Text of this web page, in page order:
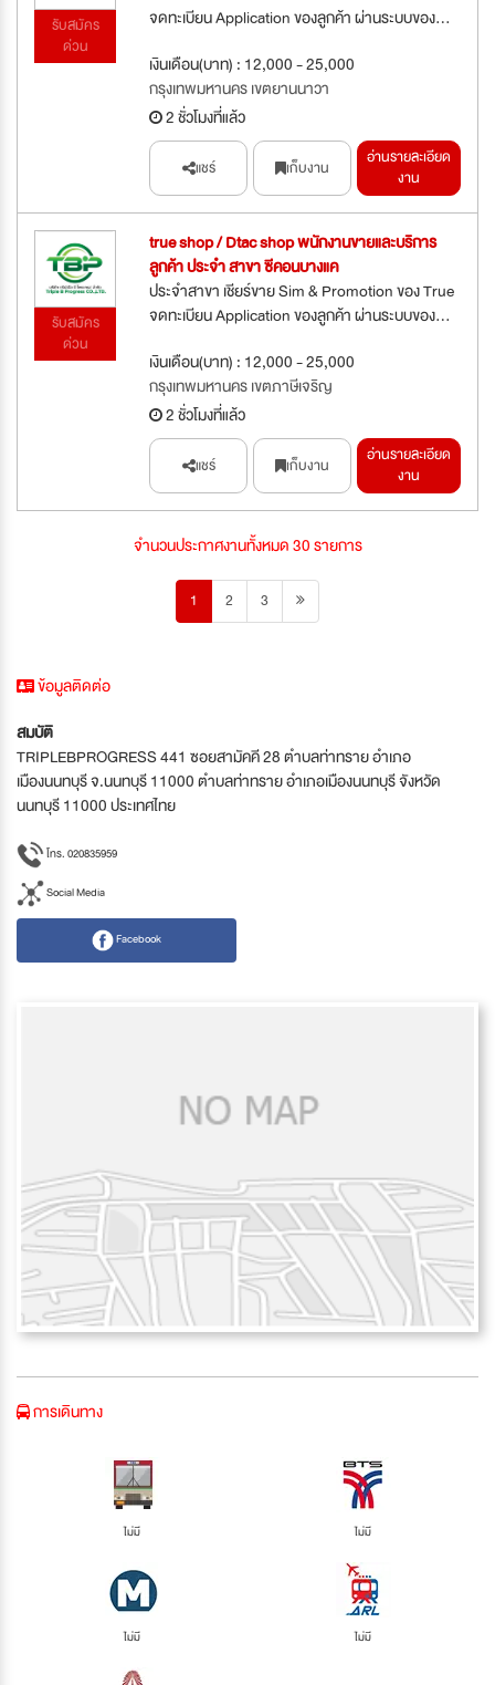
รับสมัคร
ด่วน
จดทะเบียน Application ของลูกค้า ผ่านระบบของ...
เงินเดือน(บาท) : 12,000 - 25,000
กรุงเทพมหานคร เขตยานนาวา
2 ชั่วโมงที่แล้ว
แชร์ เก็บงาน
อ่านรายละเอียด
งาน
รับสมัคร
ด่วน
true shop / Dtac shop พนักงานขายและบริการ
ลูกค้า ประจำ สาขา ซีคอนบางแค
ประจำสาขา เชียร์ขาย Sim & Promotion ของ True
จดทะเบียน Application ของลูกค้า ผ่านระบบของ...
เงินเดือน(บาท) : 12,000 - 25,000
กรุงเทพมหานคร เขตภาษีเจริญ
2 ชั่วโมงที่แล้ว
แชร์ เก็บงาน
อ่านรายละเอียด
งาน
จำนวนประกาศงานทั้งหมด 30 รายการ
1 2 3
ข้อมูลติดต่อ
สมบัติ
TRIPLEBPROGRESS 441 ซอยสามัคคี 28 ตำบลท่าทราย อำเภอ
เมืองนนทบุรี จ.นนทบุรี 11000 ตำบลท่าทราย อำเภอเมืองนนทบุรี จังหวัด
นนทบุรี 11000 ประเทศไทย
โทร. 020835959
Social Media
Facebook
การเดินทาง
ไม่มี ไม่มี
ไม่มี ไม่มี